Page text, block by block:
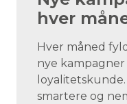
hver
Hver måned
nye kampagner
smartere og